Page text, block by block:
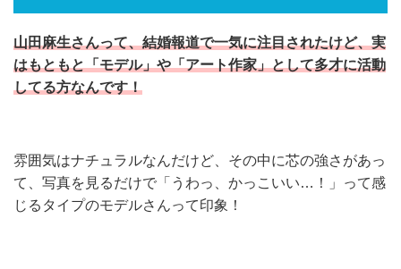
山田麻生さんって、結婚報道で一気に注目されたけど、実
はもともと「モデル」や「アート作家」として多才に活動
してる方なんです！
雰囲気はナチュラルなんだけど、その中に芯の強さがあっ
て、写真を見るだけで「うわっ、かっこいい…！」って感
じるタイプのモデルさんって印象！